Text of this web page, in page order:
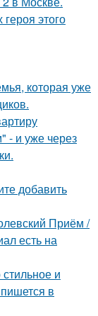
этого
которая уже
- и уже через
добавить
Приём /
есть на
и
в